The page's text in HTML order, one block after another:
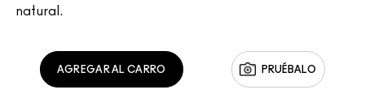
natural.
PRUÉBALO
AGREGAR AL CARRO